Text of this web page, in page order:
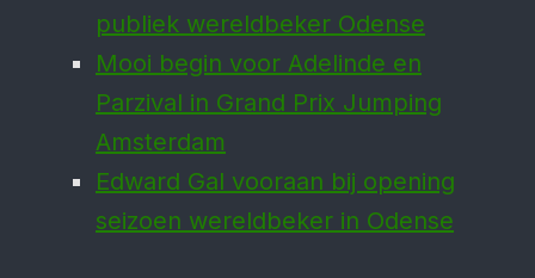
publiek wereldbeker Odense
Mooi begin voor Adelinde en
Parzival in Grand Prix Jumping
Amsterdam
Edward Gal vooraan bij opening
seizoen wereldbeker in Odense